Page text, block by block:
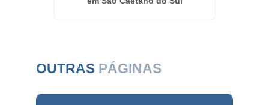
OUTRAS PÁGINAS